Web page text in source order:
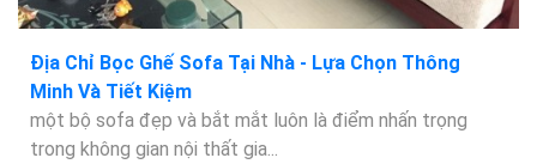
Địa Chỉ Bọc Ghế Sofa Tại Nhà - Lựa Chọn Thông
Minh Và Tiết Kiệm
một bộ sofa đẹp và bắt mắt luôn là điểm nhấn trọng
trong không gian nội thất gia...